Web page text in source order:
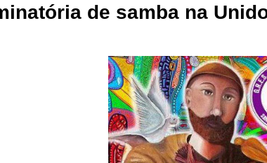
de samba na